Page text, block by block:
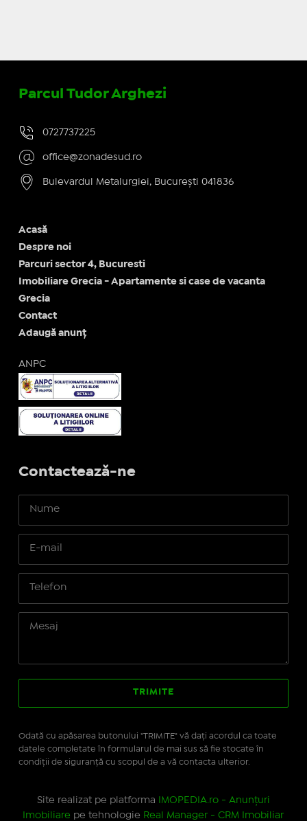
Parcul Tudor Arghezi
0727737225
office@zonadesud.ro
Bulevardul Metalurgiei, București 041836
Acasă
Despre noi
Parcuri sector 4, Bucuresti
Imobiliare Grecia - Apartamente si case de vacanta
Grecia
Contact
Adaugă anunț
ANPC
Contactează-ne
Odată cu apăsarea butonului "TRIMITE" vă daţi acordul ca toate
datele completate în formularul de mai sus să fie stocate în
condiţii de siguranţă cu scopul de a vă contacta ulterior.
Site realizat pe platforma
IMOPEDIA.ro - Anunțuri
Imobiliare pe tehnologie Real Manager - CRM Imobiliar